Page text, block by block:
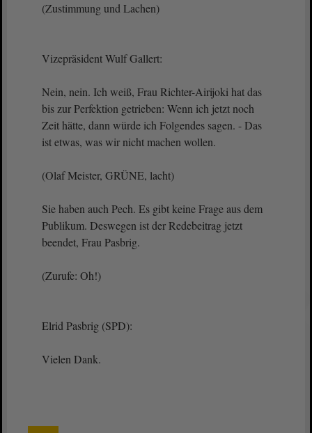
(Zustimmung und Lachen)
Vizepräsident Wulf Gallert:
Nein, nein. Ich weiß, Frau Richter-Airijoki hat das
bis zur Perfektion getrieben: Wenn ich jetzt noch
Zeit hätte, dann würde ich Folgendes sagen. - Das
ist etwas, was wir nicht machen wollen.
(Olaf Meister, GRÜNE, lacht)
Sie haben auch Pech. Es gibt keine Frage aus dem
Publikum. Deswegen ist der Redebeitrag jetzt
beendet, Frau Pasbrig.
(Zurufe: Oh!)
Elrid Pasbrig (SPD):
Vielen Dank.